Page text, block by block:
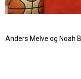
Anders Melve og Noah